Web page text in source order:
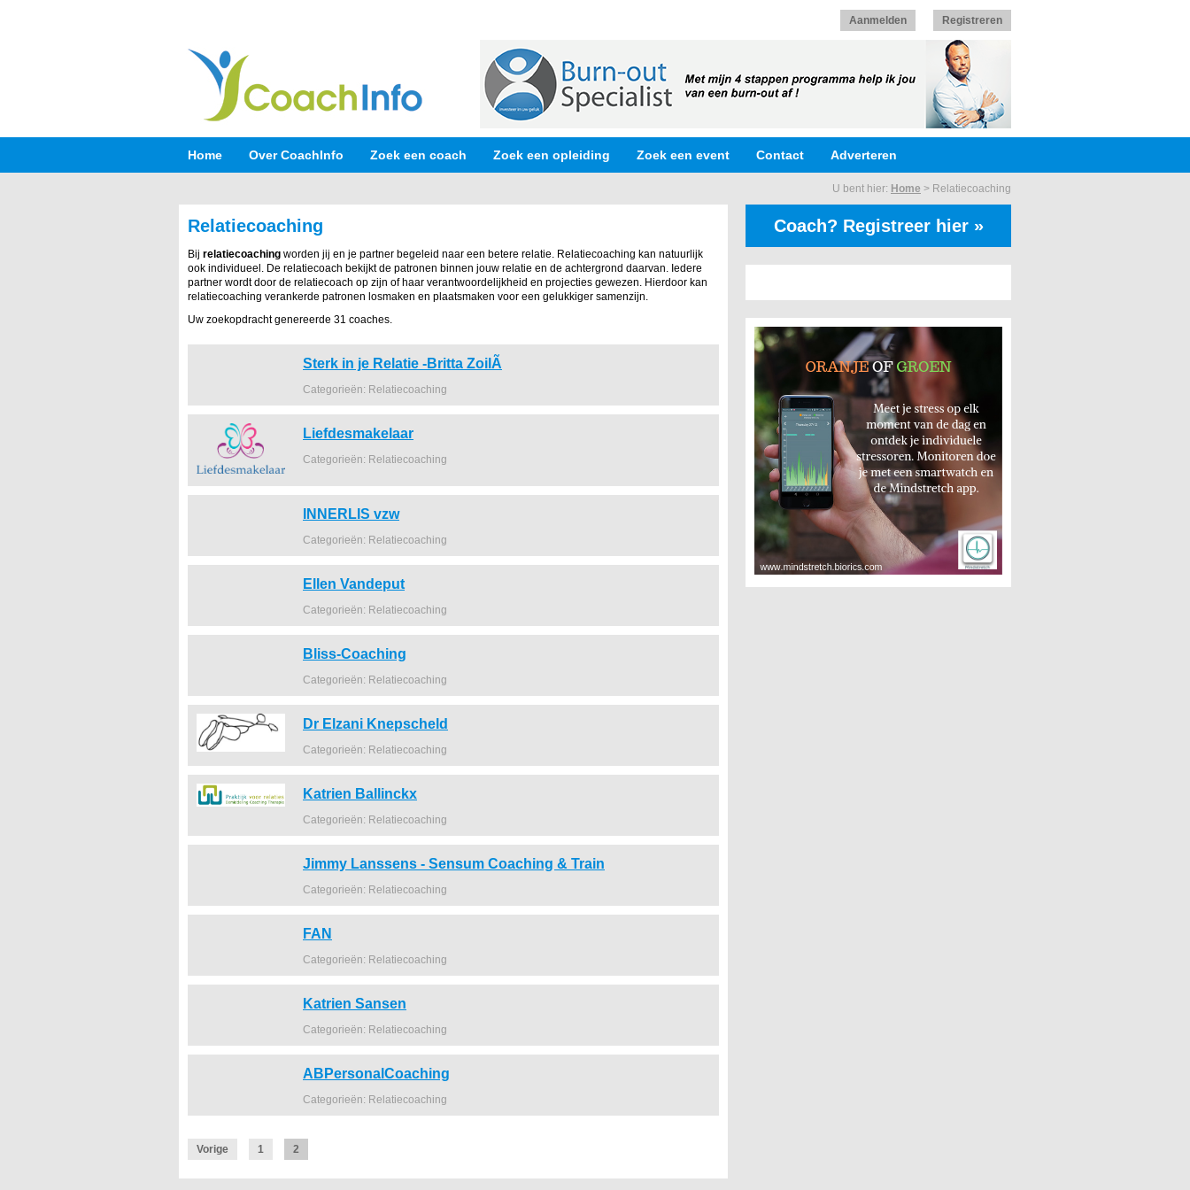
Aanmelden Registreren
Home Over CoachInfo Zoek een coach Zoek een opleiding Zoek een event Contact Adverteren
U bent hier: Home > Relatiecoaching
Relatiecoaching
Bij relatiecoaching worden jij en je partner begeleid naar een betere relatie. Relatiecoaching kan natuurlijk
ook individueel. De relatiecoach bekijkt de patronen binnen jouw relatie en de achtergrond daarvan. Iedere
partner wordt door de relatiecoach op zijn of haar verantwoordelijkheid en projecties gewezen. Hierdoor kan
relatiecoaching verankerde patronen losmaken en plaatsmaken voor een gelukkiger samenzijn.
Uw zoekopdracht genereerde 31 coaches.
Sterk in je Relatie -Britta ZoilÃ
Categorieën: Relatiecoaching
Liefdesmakelaar
Categorieën: Relatiecoaching
INNERLIS vzw
Categorieën: Relatiecoaching
Ellen Vandeput
Categorieën: Relatiecoaching
Bliss-Coaching
Categorieën: Relatiecoaching
Dr Elzani Knepscheld
Categorieën: Relatiecoaching
Katrien Ballinckx
Categorieën: Relatiecoaching
Jimmy Lanssens - Sensum Coaching & Train
Categorieën: Relatiecoaching
FAN
Categorieën: Relatiecoaching
Katrien Sansen
Categorieën: Relatiecoaching
ABPersonalCoaching
Categorieën: Relatiecoaching
Vorige 1 2
Coach? Registreer hier »